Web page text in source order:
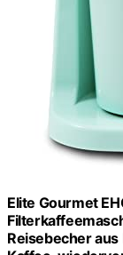
Elite Gourmet
Reisebecher